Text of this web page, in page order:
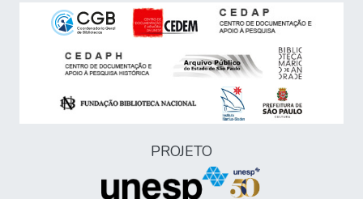
PROJETO